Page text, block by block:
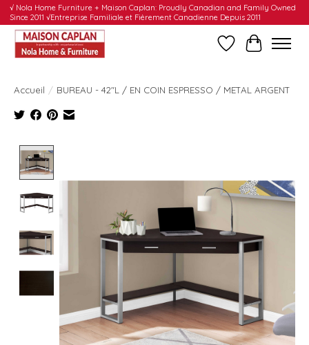
√ Nola Home Furniture + Maison Caplan: Proudly Canadian and Family Owned
Since 2011 √Entreprise Familiale et Fièrement Canadienne Depuis 2011
Liste dePanier
Accueil / BUREAU - 42"L / EN COIN ESPRESSO / METAL ARGENT